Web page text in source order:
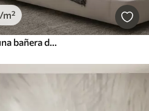
/m²
Peces arremolinándose en una bañera de hidromasaje, danza de peces, acuarela, tiburón, composición abstracta, minimalismo, color azul, verde